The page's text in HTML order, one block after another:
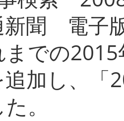
聞 電子
での
追加し、「
し